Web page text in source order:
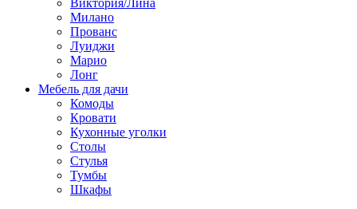
Виктория/Лина
Милано
Прованс
Луиджи
Марио
Лонг
Мебель для дачи
Комоды
Кровати
Кухонные уголки
Столы
Стулья
Тумбы
Шкафы